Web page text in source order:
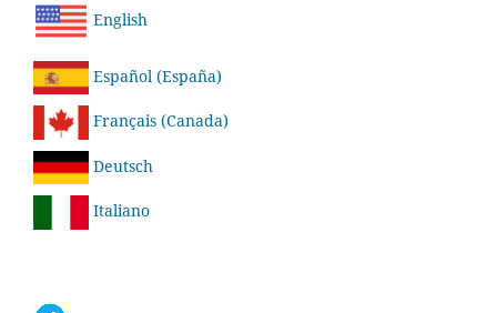
English
Español (España)
Français (Canada)
Deutsch
Italiano